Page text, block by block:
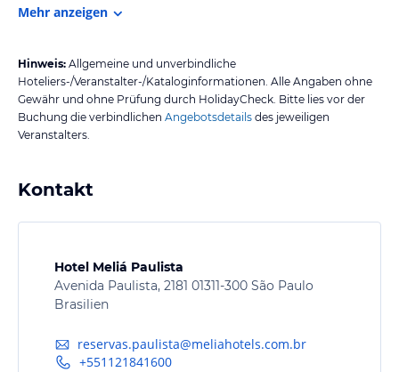
Mehr anzeigen
Hinweis: Allgemeine und unverbindliche
Hoteliers-/Veranstalter-/Kataloginformationen. Alle Angaben ohne
Gewähr und ohne Prüfung durch HolidayCheck. Bitte lies vor der
Buchung die verbindlichen Angebotsdetails des jeweiligen
Veranstalters.
Kontakt
Hotel Meliá Paulista
Avenida Paulista, 2181 01311-300 São Paulo
Brasilien
reservas.paulista@meliahotels.com.br
+551121841600